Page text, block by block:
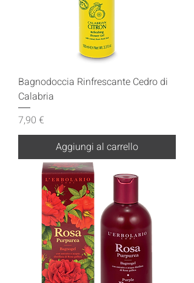
Bagnodoccia Rinfrescante Cedro di
Calabria
Prezzo
7,90 €
Aggiungi al carrello